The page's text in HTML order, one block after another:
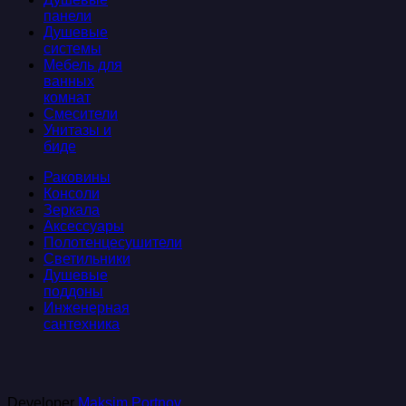
панели
Душевые
системы
Мебель для
ванных
комнат
Смесители
Унитазы и
биде
Раковины
Консоли
Зеркала
Аксессуары
Полотенцесушители
Светильники
Душевые
поддоны
Инженерная
сантехника
Developer Maksim Portnov